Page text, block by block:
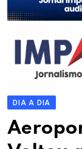
DIA A DIA